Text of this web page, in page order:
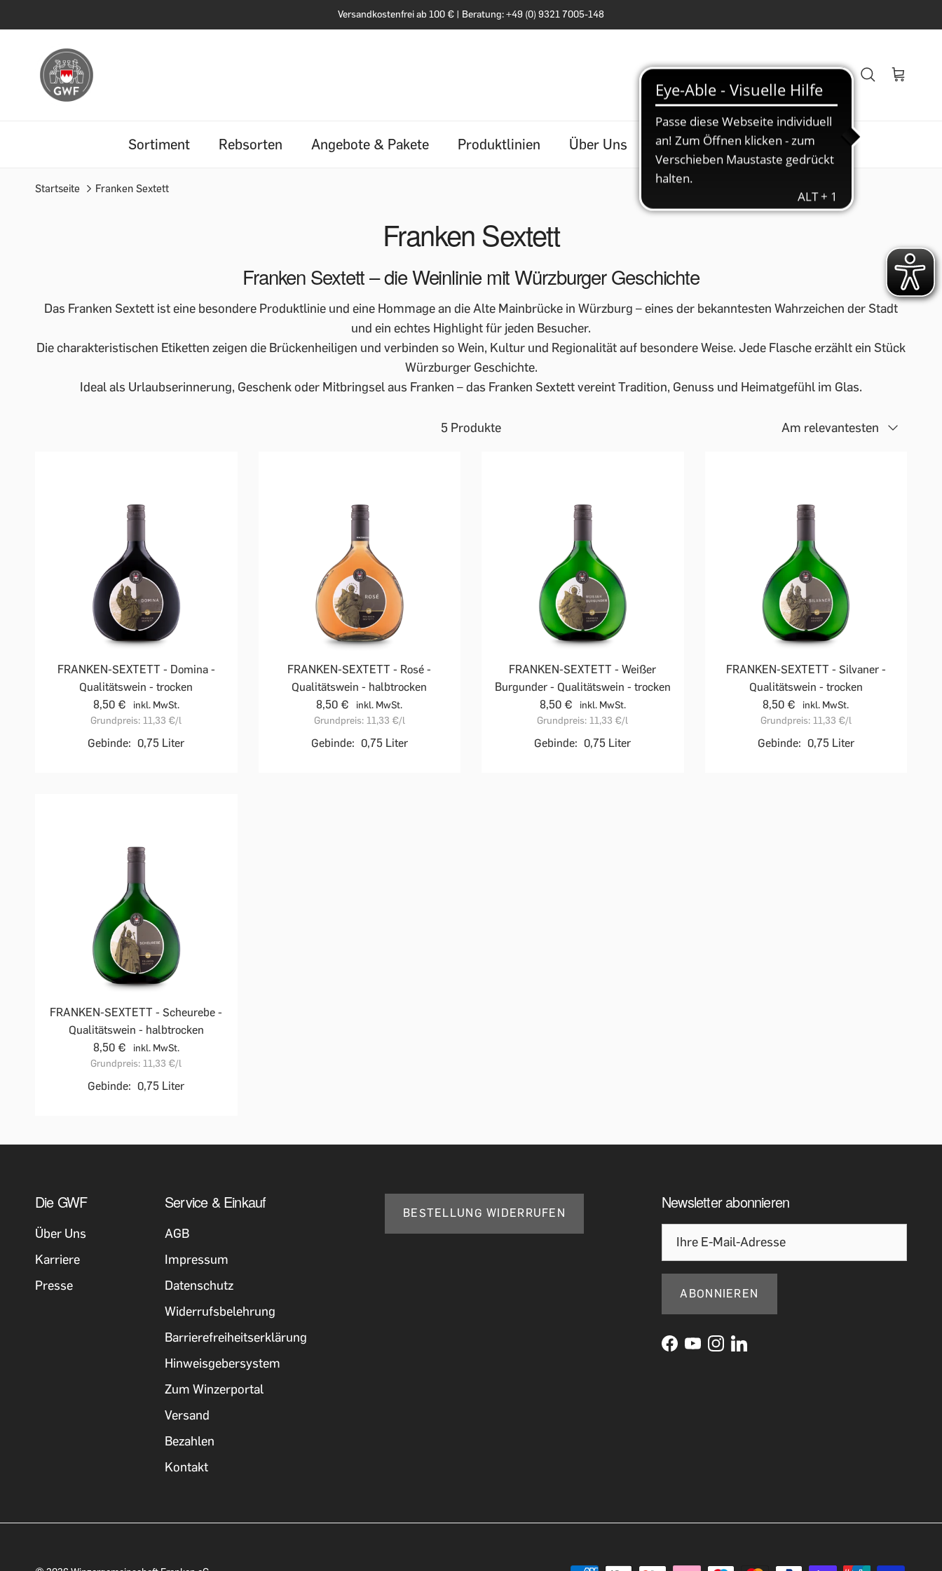
Versandkostenfrei ab 100 € | Beratung: +49 (0) 9321 7005-148
Sortiment Rebsorten Angebote & Pakete Produktlinien Über Uns Veranstaltungen Blog
Startseite Franken Sextett
Franken Sextett
Franken Sextett – die Weinlinie mit Würzburger Geschichte
Das Franken Sextett ist eine besondere Produktlinie und eine Hommage an die Alte Mainbrücke in Würzburg – eines der bekanntesten Wahrzeichen der Stadt
und ein echtes Highlight für jeden Besucher.
Die charakteristischen Etiketten zeigen die Brückenheiligen und verbinden so Wein, Kultur und Regionalität auf besondere Weise. Jede Flasche erzählt ein Stück
Würzburger Geschichte.
Ideal als Urlaubserinnerung, Geschenk oder Mitbringsel aus Franken – das Franken Sextett vereint Tradition, Genuss und Heimatgefühl im Glas.
5 Produkte Am relevantesten
FRANKEN-SEXTETT - Domina -
Qualitätswein - trocken
8,50 €
inkl. MwSt.
Grundpreis: 11,33 €/l
Gebinde: 0,75 Liter
FRANKEN-SEXTETT - Rosé -
Qualitätswein - halbtrocken
8,50 €
inkl. MwSt.
Grundpreis: 11,33 €/l
Gebinde: 0,75 Liter
FRANKEN-SEXTETT - Weißer
Burgunder - Qualitätswein - trocken
8,50 €
inkl. MwSt.
Grundpreis: 11,33 €/l
Gebinde: 0,75 Liter
FRANKEN-SEXTETT - Silvaner -
Qualitätswein - trocken
8,50 €
inkl. MwSt.
Grundpreis: 11,33 €/l
Gebinde: 0,75 Liter
FRANKEN-SEXTETT - Scheurebe -
Qualitätswein - halbtrocken
8,50 €
inkl. MwSt.
Grundpreis: 11,33 €/l
Gebinde: 0,75 Liter
Die GWF
Über Uns
Karriere
Presse
Service & Einkauf
AGB
Impressum
Datenschutz
Widerrufsbelehrung
Barrierefreiheitserklärung
Hinweisgebersystem
Zum Winzerportal
Versand
Bezahlen
Kontakt
BESTELLUNG WIDERRUFEN
Newsletter abonnieren
ABONNIEREN